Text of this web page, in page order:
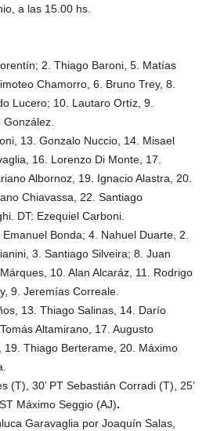
a las 15.00 hs.
2. Thiago Baroni, 5. Matías
Chamorro, 6. Bruno Trey, 8.
Lucero; 10. Lautaro Ortíz, 9.
González.
13. Gonzalo Nuccio, 14. Misael
16. Lorenzo Di Monte, 17.
Albornoz, 19. Ignacio Alastra, 20.
Chiavassa, 22. Santiago
DT: Ezequiel Carboni.
Emanuel Bonda; 4. Nahuel Duarte, 2.
3. Santiago Silveira; 8. Juan
10. Alan Alcaráz, 11. Rodrigo
9. Jeremías Correale.
13. Thiago Salinas, 14. Darío
Altamirano, 17. Augusto
19. Thiago Berterame, 20. Máximo
(T), 30’ PT Sebastián Corradi (T), 25’
Máximo Seggio (AJ).
Garavaglia por Joaquín Salas,